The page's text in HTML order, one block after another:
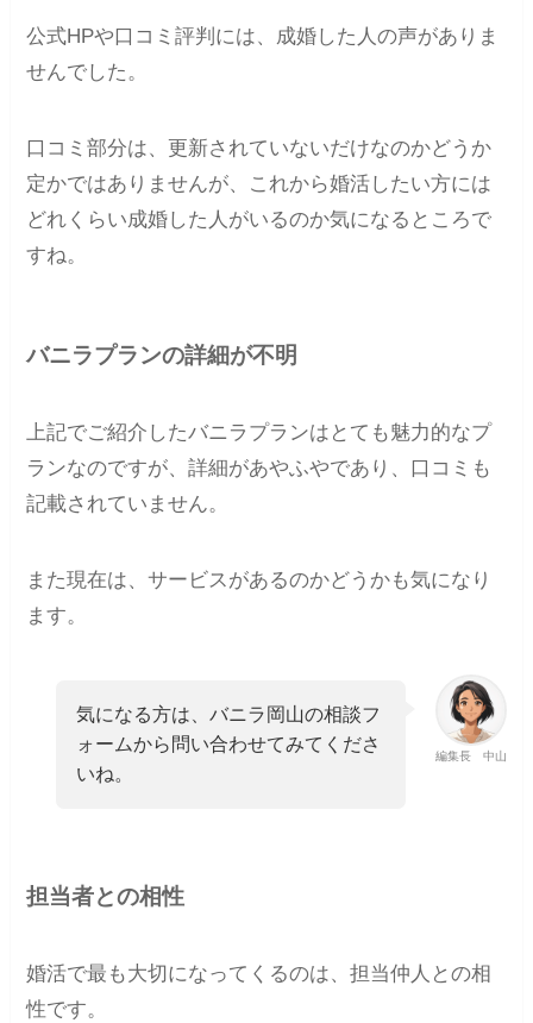
公式HPや口コミ評判には、成婚した人の声がありま
せんでした。
口コミ部分は、更新されていないだけなのかどうか
定かではありませんが、これから婚活したい方には
どれくらい成婚した人がいるのか気になるところで
すね。
バニラプランの詳細が不明
上記でご紹介したバニラプランはとても魅力的なプ
ランなのですが、詳細があやふやであり、口コミも
記載されていません。
また現在は、サービスがあるのかどうかも気になり
ます。
編集長 中山
気になる方は、バニラ岡山の相談フ
ォームから問い合わせてみてくださ
いね。
担当者との相性
婚活で最も大切になってくるのは、担当仲人との相
性です。